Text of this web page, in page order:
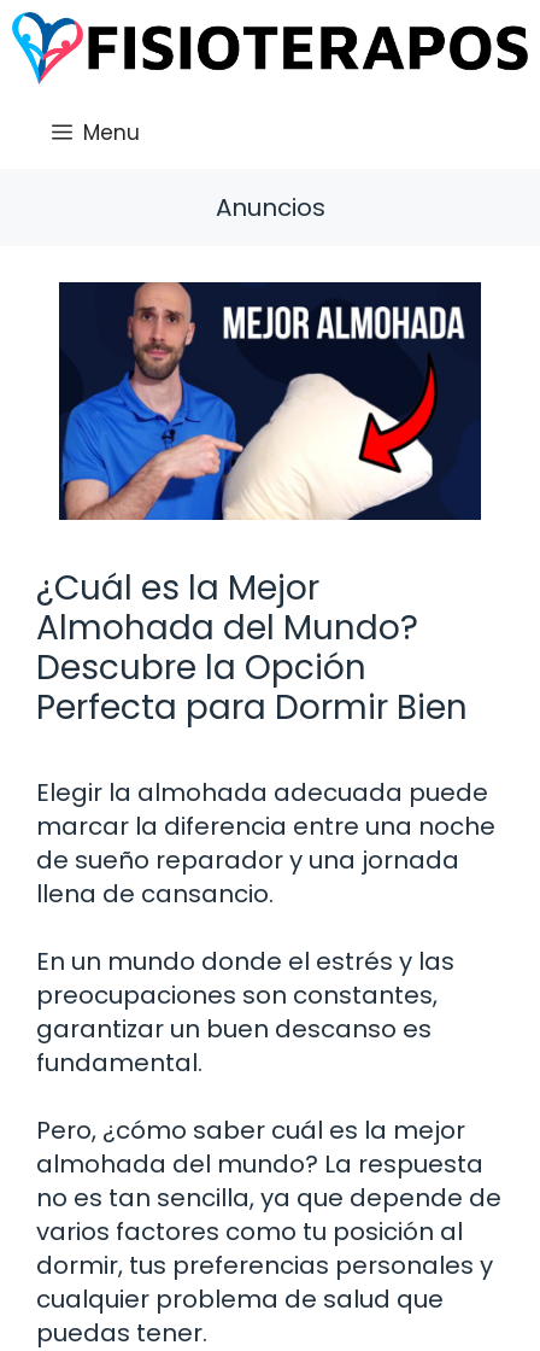
Saltar
al
contenido
Menu
Anuncios
¿Cuál es la Mejor
Almohada del Mundo?
Descubre la Opción
Perfecta para Dormir Bien
Elegir la almohada adecuada puede
marcar la diferencia entre una noche
de sueño reparador y una jornada
llena de cansancio.
En un mundo donde el estrés y las
preocupaciones son constantes,
garantizar un buen descanso es
fundamental.
Pero, ¿cómo saber cuál es la mejor
almohada del mundo? La respuesta
no es tan sencilla, ya que depende de
varios factores como tu posición al
dormir, tus preferencias personales y
cualquier problema de salud que
puedas tener.